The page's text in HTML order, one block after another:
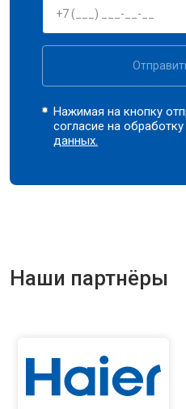
Нажимая на кнопку
согласие на
данных.
Наши партнёры